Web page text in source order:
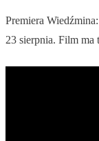
Premiera
23 sierpnia. Film ma